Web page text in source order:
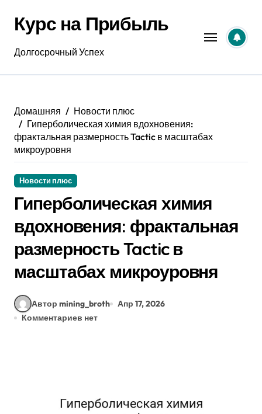
содержанию
Курс на Прибыль
Долгосрочный Успех
Домашняя
Новости плюс
Гиперболическая химия вдохновения:
фрактальная размерность Tactic в масштабах
микроуровня
Новости плюс
Гиперболическая химия
вдохновения: фрактальная
размерность Tactic в
масштабах микроуровня
Автор mining_broth
Апр 17, 2026
Комментариев нет